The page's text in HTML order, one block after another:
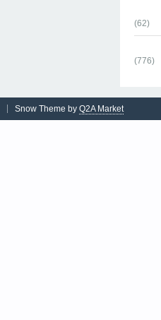
(62)
(776)
Snow Theme by Q2A Market